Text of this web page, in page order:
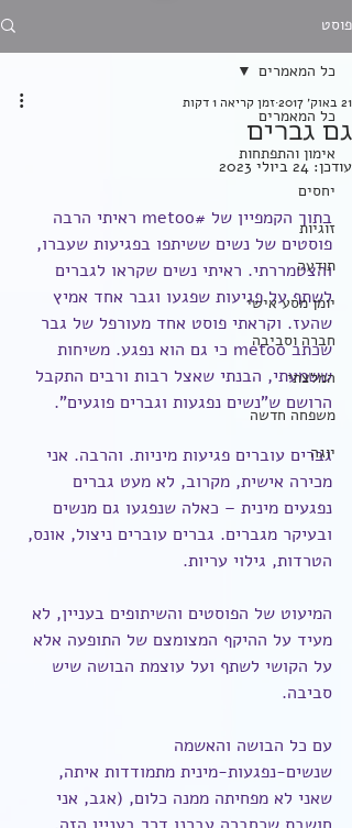
פוסט
כל המאמרים
אימון והתפתחות
יחסים
זוגיות
תודעה
יומן מסע אישי
חברה וסביבה
המלצתי
משפחה חדשה
יוגה
כל המאמרים
גם גברים
21 באוק׳ 2017 זמן קריאה 1 דקות
עודכן: 24 ביולי 2023
בתוך הקמפיין של #metoo
ראיתי הרבה
פוסטים של נשים ששיתפו בפגיעות שעברו,
והצטמררתי. ראיתי נשים שקראו לגברים
לשתף על פגיעות שפגעו וגבר אחד אמיץ
שהעז. וקראתי פוסט אחד מעורפל של גבר
שכתב metoo כי גם הוא נפגע. משיחות
ששמעתי, הבנתי שאצל רבות ורבים התקבל
הרושם ש"נשים נפגעות וגברים פוגעים".
גברים עוברים פגיעות מיניות. והרבה. אני
מכירה אישית, מקרוב, לא מעט גברים
נפגעים מינית – כאלה שנפגעו גם מנשים
ובעיקר מגברים. גברים עוברים ניצול, אונס,
הטרדות, גילוי עריות.
המיעוט של הפוסטים והשיתופים בעניין, לא
מעיד על ההיקף המצומצם של התופעה אלא
על הקושי לשתף ועל עוצמת הבושה שיש
סביבה.
עם כל הבושה והאשמה
שנשים-נפגעות-מינית מתמודדות איתה,
שאני לא מפחיתה ממנה כלום, (אגב, אני